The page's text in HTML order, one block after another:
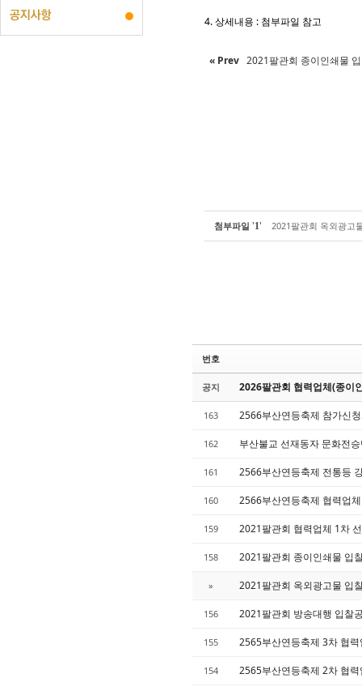
4. 상세내용 : 첨부파일 참고
« Prev 2021팔관회 종이인쇄물
첨부파일 '1' 2021팔관회 옥외광고
번호
공지 2026팔관회 협력업체(종이
163 2566부산연등축제 참가신
162 부산불교 선재동자 문화전
161 2566부산연등축제 전통등
160 2566부산연등축제 협력업
159 2021팔관회 협력업체 1차
158 2021팔관회 종이인쇄물 입
» 2021팔관회 옥외광고물 입
156 2021팔관회 방송대행 입찰
155 2565부산연등축제 3차 협
154 2565부산연등축제 2차 협